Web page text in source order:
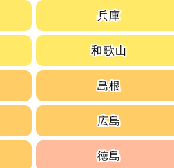
兵庫
和歌山
島根
広島
徳島